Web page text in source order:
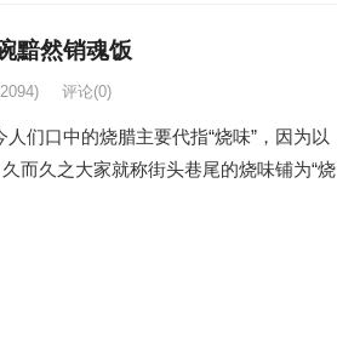
黯然销魂饭
评论(0)
人们口中的烧腊主要代指“烧味”，因为以
而久之大家就称街头巷尾的烧味铺为“烧